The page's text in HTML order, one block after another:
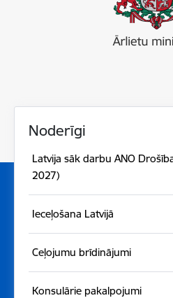
Noderīgi
Latvija sāk darbu ANO
2027)
Ieceļošana Latvijā
Ceļojumu brīdinājumi
Konsulārie pakalpojumi